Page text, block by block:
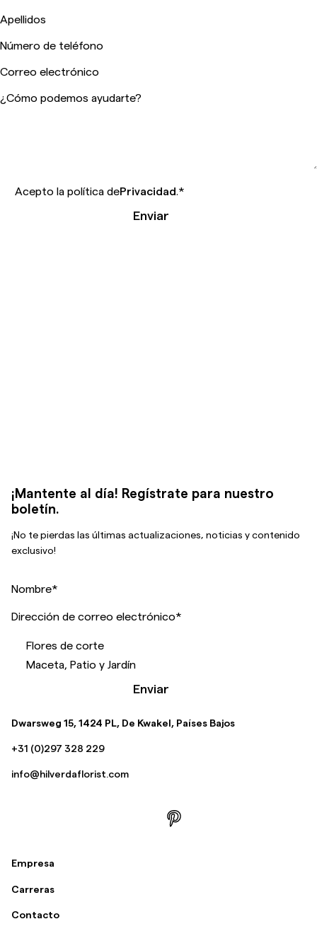
Apellidos
Número de teléfono
Correo electrónico
¿Cómo podemos ayudarte?
Acepto la política dePrivacidad *
Enviar
¡Mantente al día! Regístrate para nuestro
boletín.
¡No te pierdas las últimas actualizaciones, noticias y contenido
exclusivo!
Nombre*
Dirección de correo electrónico*
Flores de corte
Maceta, Patio y Jardín
Enviar
Dwarsweg 15, 1424 PL, De Kwakel, Países Bajos
+31 (0)297 328 229
info@hilverdaflorist.com
Empresa
Carreras
Contacto